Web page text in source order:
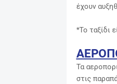
έχουν
*Το ταξίδι
Τα
στις